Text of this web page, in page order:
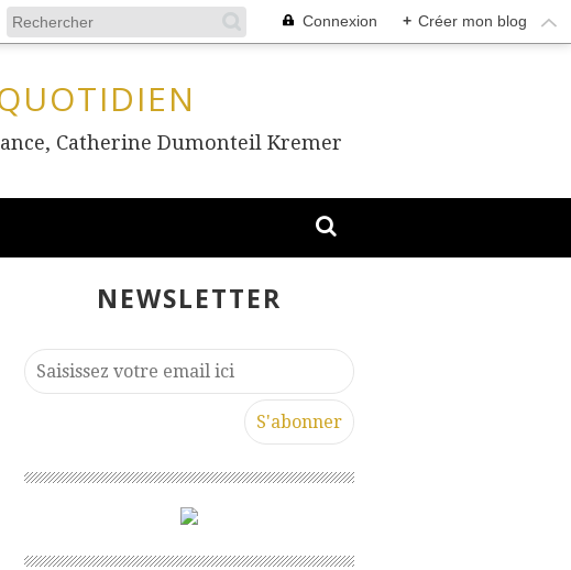
Connexion + Créer mon blog
Catherine Dumonteil Kremer
NEWSLETTER